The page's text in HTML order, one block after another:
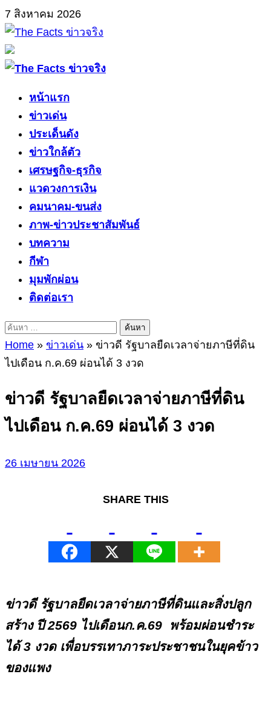
Skip
to
content
7 สิงหาคม 2026
Primary
หน้าแรก
ข่าวเด่น
ประเด็นดัง
ข่าวใกล้ตัว
เศรษฐกิจ-ธุรกิจ
แวดวงการเงิน
คมนาคม-ขนส่ง
ภาพ-ข่าวประชาสัมพันธ์
บทความ
กีฬา
มุมพักผ่อน
ติดต่อเรา
ค้นหา
สำหรับ:
Home » ข่าวเด่น » ข่าวดี รัฐบาลยืดเวลาจ่ายภาษีที่ดิน
ไปเดือน ก.ค.69 ผ่อนได้ 3 งวด
ข่าวดี รัฐบาลยืดเวลาจ่ายภาษีที่ดิน
ไปเดือน ก.ค.69 ผ่อนได้ 3 งวด
26 เมษายน 2026
SHARE THIS
ข่าวดี รัฐบาลยืดเวลาจ่ายภาษีที่ดินและสิ่งปลูก
สร้าง ปี 2569 ไปเดือนก.ค.69 พร้อมผ่อนชำระ
ได้ 3 งวด เพื่อบรรเทาภาระประชาชนในยุคข้าว
ของแพง